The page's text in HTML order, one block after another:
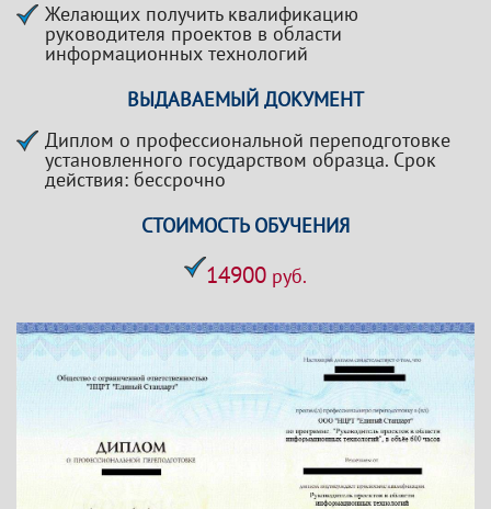
Желающих получить квалификацию
руководителя проектов в области
информационных технологий
ВЫДАВАЕМЫЙ ДОКУМЕНТ
Диплом о профессиональной переподготовке
установленного государством образца. Срок
действия: бессрочно
СТОИМОСТЬ ОБУЧЕНИЯ
14900 руб.